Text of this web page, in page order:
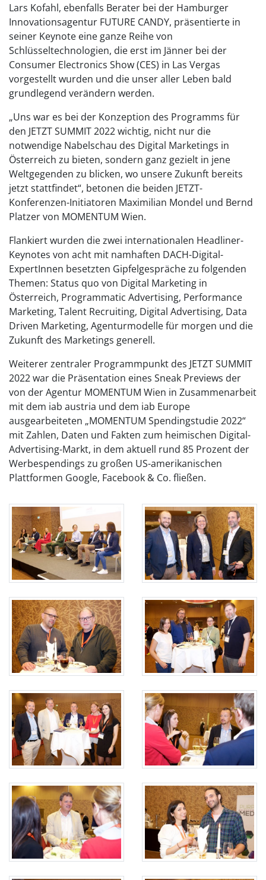
Lars Kofahl, ebenfalls Berater bei der Hamburger
Innovationsagentur FUTURE CANDY, präsentierte in
seiner Keynote eine ganze Reihe von
Schlüsseltechnologien, die erst im Jänner bei der
Consumer Electronics Show (CES) in Las Vergas
vorgestellt wurden und die unser aller Leben bald
grundlegend verändern werden.
„Uns war es bei der Konzeption des Programms für
den JETZT SUMMIT 2022 wichtig, nicht nur die
notwendige Nabelschau des Digital Marketings in
Österreich zu bieten, sondern ganz gezielt in jene
Weltgegenden zu blicken, wo unsere Zukunft bereits
jetzt stattfindet“, betonen die beiden JETZT-
Konferenzen-Initiatoren Maximilian Mondel und Bernd
Platzer von MOMENTUM Wien.
Flankiert wurden die zwei internationalen Headliner-
Keynotes von acht mit namhaften DACH-Digital-
ExpertInnen besetzten Gipfelgespräche zu folgenden
Themen: Status quo von Digital Marketing in
Österreich, Programmatic Advertising, Performance
Marketing, Talent Recruiting, Digital Advertising, Data
Driven Marketing, Agenturmodelle für morgen und die
Zukunft des Marketings generell.
Weiterer zentraler Programmpunkt des JETZT SUMMIT
2022 war die Präsentation eines Sneak Previews der
von der Agentur MOMENTUM Wien in Zusammenarbeit
mit dem iab austria und dem iab Europe
ausgearbeiteten „MOMENTUM Spendingstudie 2022“
mit Zahlen, Daten und Fakten zum heimischen Digital-
Advertising-Markt, in dem aktuell rund 85 Prozent der
Werbespendings zu großen US-amerikanischen
Plattformen Google, Facebook & Co. fließen.